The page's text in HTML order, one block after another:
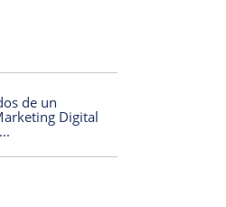
de un
Digital